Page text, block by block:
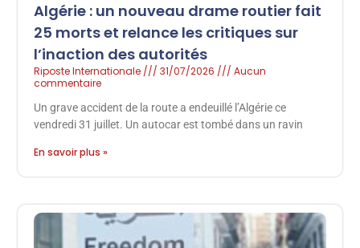
Algérie : un nouveau drame routier fait
25 morts et relance les critiques sur
l’inaction des autorités
Riposte Internationale 31/07/2026
Aucun
commentaire
Un grave accident de la route a endeuillé l’Algérie ce
vendredi 31 juillet. Un autocar est tombé dans un ravin
En savoir plus »